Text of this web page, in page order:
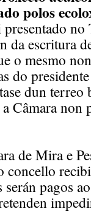
polos
da escritura
o mesmo
do
dun terreo
Câmara non
de Mira e
concello
serán pagos